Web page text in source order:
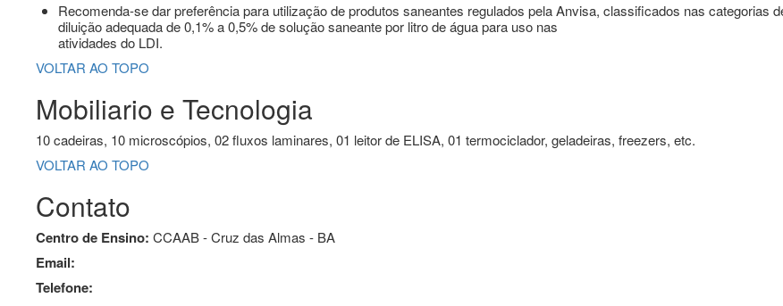
Recomenda-se dar preferência para utilização de produtos saneantes regulados pela Anvisa, classificados nas categorias
diluição adequada de 0,1% a 0,5% de solução saneante por litro de água para uso nas
atividades do LDI.
VOLTAR AO TOPO
Mobiliario e Tecnologia
10 cadeiras, 10 microscópios, 02 fluxos laminares, 01 leitor de ELISA, 01 termociclador, geladeiras, freezers, etc.
VOLTAR AO TOPO
Contato
Centro de Ensino: CCAAB - Cruz das Almas - BA
Email:
Telefone: